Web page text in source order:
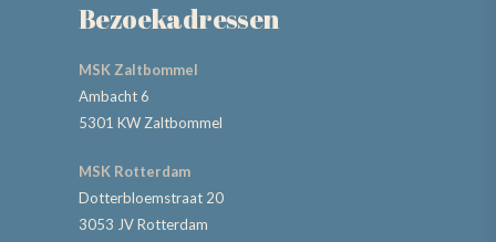
Bezoekadressen
MSK Zaltbommel
Ambacht 6
5301 KW Zaltbommel
MSK Rotterdam
Dotterbloemstraat 20
3053 JV Rotterdam